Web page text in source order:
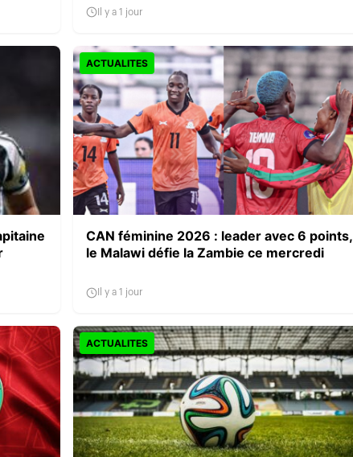
Il y a 1 jour
ACTUALITES
CAN féminine 2026 : leader avec 6 points,
le Malawi défie la Zambie ce mercredi
Il y a 1 jour
ACTUALITES